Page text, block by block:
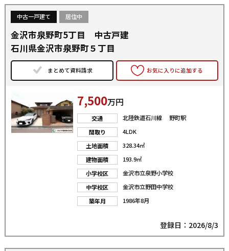
中古一戸建て 居住中
金沢市泉野町5丁目 中古戸建
石川県金沢市泉野町５丁目
まとめて資料請求 お気に入りに追加する
7,500万円
交通
北陸鉄道石川線 野町駅
間取り
4LDK
土地面積
328.34㎡
建物面積
193.9㎡
小学校区
金沢市立泉野小学校
中学校区
金沢市立野田中学校
築年月
1986年8月
登録日：2026/8/3